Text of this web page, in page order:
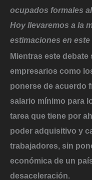
ocupados formales
Hoy llevaremos a la
estimaciones en
Mientras este debate
empresarios como
ponerse de acuerdo
salario mínimo para
tarea que tiene por
poder adquisitivo y
trabajadores, sin
económica de un
desaceleración.